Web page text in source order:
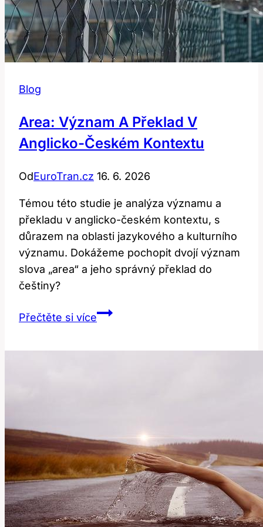
Blog
Area: Význam A Překlad V
Anglicko-Českém Kontextu
OdEuroTran.cz 16. 6. 2026
Témou této studie je analýza významu a
překladu v anglicko-českém kontextu, s
důrazem na oblasti jazykového a kulturního
významu. Dokážeme pochopit dvojí význam
slova „area“ a jeho správný překlad do
češtiny?
Přečtěte si víceArea: